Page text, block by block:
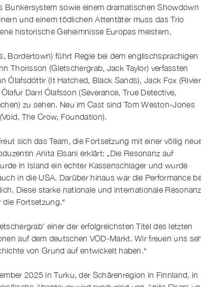
sowie einem dramatischen Showdown
und einem tödlichen Attentäter muss das Trio
historische Geheimnisse Europas meistern.
Bordertown) führt Regie bei dem englischsprachigen
Thorisson (Gletschergrab, Jack Taylor) verfassten
Ólafsdóttir (It Hatched, Black Sands), Jack Fox
Darri Ólafsson (Severance, True Detective,
zu sehen. Neu im Cast sind Tom Weston-Jones
The Crow, Foundation).
sich das Team, die Fortsetzung mit einer völlig
Anita Elsani erklärt: „Die Resonanz auf
in Island ein echter Kassenschlager und wurde
in die USA. Darüber hinaus war die Performance
Diese starke nationale und internationale Resonanz
Fortsetzung.“
einer der erfolgreichsten Titel des letzten
auf dem deutschen VOD-Markt. Wir freuen uns
von Grund auf entwickelt haben.“
2025 in Turku, der Schärenregion in Finnland, in